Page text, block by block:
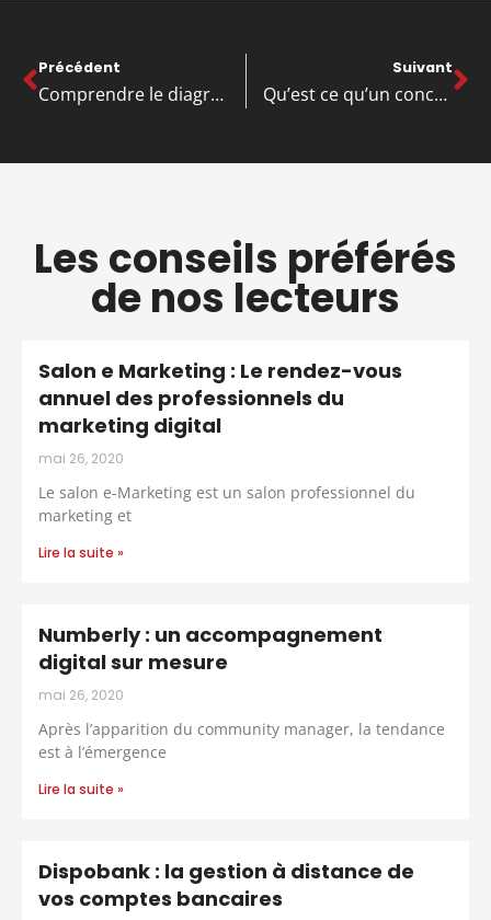
Précédent
Comprendre le diagramme d’Ishikawa
Suivant
Qu’est ce qu’un concurrent direct ?
Les conseils préférés
de nos lecteurs
Salon e Marketing : Le rendez-vous
annuel des professionnels du
marketing digital
mai 26, 2020
Le salon e-Marketing est un salon professionnel du
marketing et
Lire la suite »
Numberly : un accompagnement
digital sur mesure
mai 26, 2020
Après l’apparition du community manager, la tendance
est à l’émergence
Lire la suite »
Dispobank : la gestion à distance de
vos comptes bancaires